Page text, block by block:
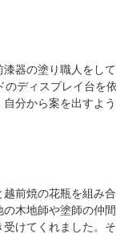
器の塗り職人をし
ディスプレイ台
分から案を出すよ
前焼の花瓶を組み
木地師や塗師の仲
けてくれました。